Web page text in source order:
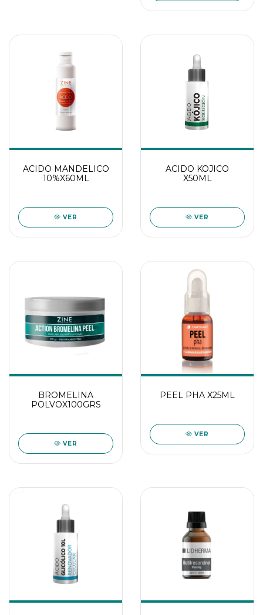
ACIDO MANDELICO
10%X60ML
VER
ACIDO KOJICO
X50ML
VER
BROMELINA
POLVOX100GRS
VER
PEEL PHA X25ML
VER